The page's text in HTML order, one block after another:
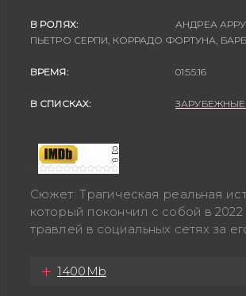
В РОЛЯХ:
АНДРЕА
ПЬЕТРО СЕРПИ, КОРРАДО ФОРТУНА,
ВРЕМЯ: 01:55:16
В СПИСКАХ:
Сюжет: Трагическая реальная
который покончил с собой в 2022
травлей в социальных сетях за
1400Mb